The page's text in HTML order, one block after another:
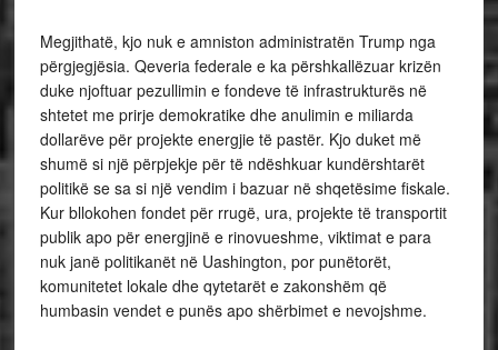
Megjithatë, kjo nuk e amniston administratën Trump nga
përgjegjësia. Qeveria federale e ka përshkallëzuar krizën
duke njoftuar pezullimin e fondeve të infrastrukturës në
shtetet me prirje demokratike dhe anulimin e miliarda
dollarëve për projekte energjie të pastër. Kjo duket më
shumë si një përpjekje për të ndëshkuar kundërshtarët
politikë se sa si një vendim i bazuar në shqetësime fiskale.
Kur bllokohen fondet për rrugë, ura, projekte të transportit
publik apo për energjinë e rinovueshme, viktimat e para
nuk janë politikanët në Uashington, por punëtorët,
komunitetet lokale dhe qytetarët e zakonshëm që
humbasin vendet e punës apo shërbimet e nevojshme.